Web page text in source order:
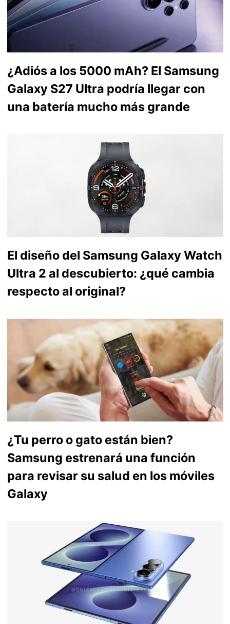
¿Adiós a los 5000 mAh? El Samsung
Galaxy S27 Ultra podría llegar con
una batería mucho más grande
El diseño del Samsung Galaxy Watch
Ultra 2 al descubierto: ¿qué cambia
respecto al original?
¿Tu perro o gato están bien?
Samsung estrenará una función
para revisar su salud en los móviles
Galaxy